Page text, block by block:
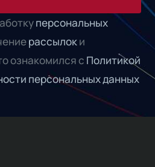
персональных
рассылоки
ознакомился с Политикой
персональных данных